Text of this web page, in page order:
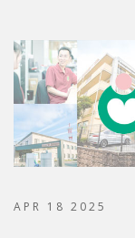
APR 18 2025